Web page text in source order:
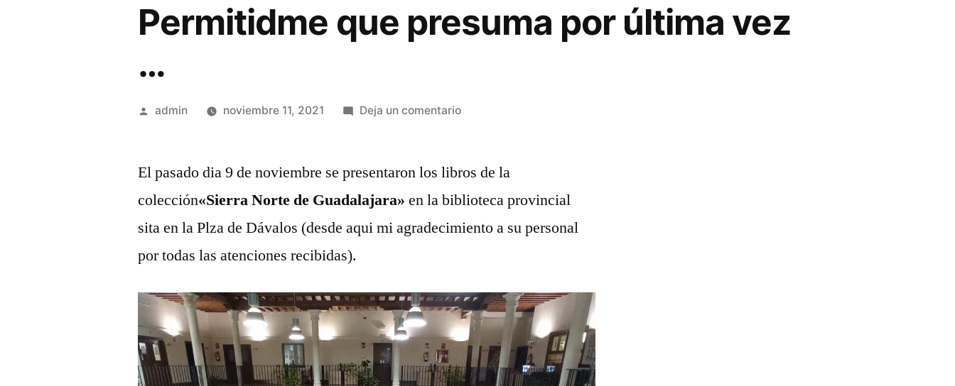
Permitidme que presuma por última vez
…
Publicado
admin noviembre 11, 2021 Deja un comentarioen
presuma
última
vez
El pasado dia 9 de noviembre se presentaron los libros de la
colección«Sierra Norte de Guadalajara»en la biblioteca provincial
sita en la Plza de Dávalos (desde aqui mi agradecimiento a su personal
por todas las atenciones recibidas).